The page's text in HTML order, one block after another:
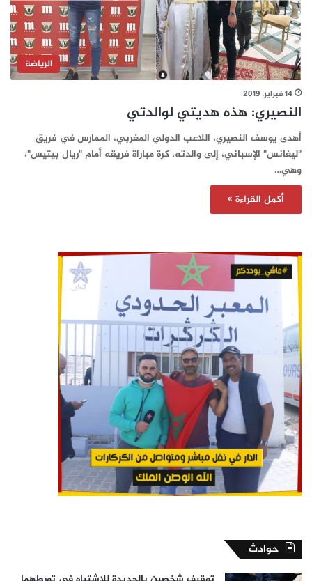
الرياضة
14 فبراير، 2019
النصيري: هذه هديتي لوالدتي
أهدى يوسف النصيري، اللاعب الدولي المغربي، الممارس في فريق
"ليغانس" الإسباني، إلى والدته، كرة مباراة فريقه أمام "ريال بيتيس"،
وهي…
أكمل القراءة »
حوادث